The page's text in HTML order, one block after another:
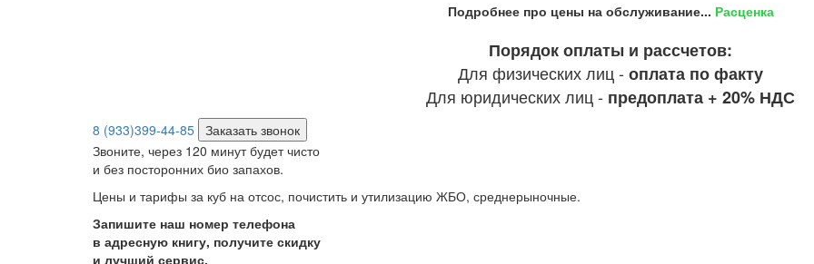
Подробнее про цены на обслуживание... Расценка
Порядок оплаты и рассчетов:
Для физических лиц - оплата по факту
Для юридических лиц - предоплата + 20% НДС
8 (933)399-44-85 Заказать звонок
Звоните, через 120 минут будет чисто
и без посторонних био запахов.
Цены и тарифы за куб на отсос, почистить и утилизацию ЖБО, среднерыночные.
Запишите наш номер телефона
в адресную книгу, получите скидку
и лучший сервис.